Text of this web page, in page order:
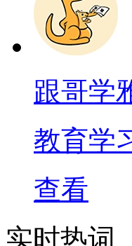
跟哥学
教育学
查看
实时热词